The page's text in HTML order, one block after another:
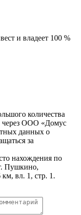
и владеет 100 %
количества
через ООО «Домус
данных о
за
нахождения по
Пушкино,
км, вл. 1, стр. 1.